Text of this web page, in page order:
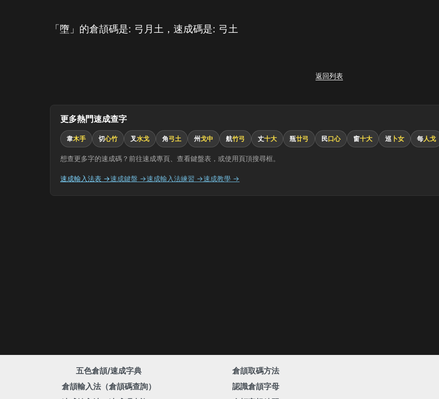
「墮」的倉頡碼是: 弓月土，速成碼是: 弓土
返回列表
更多熱門速成查字
韋木手 切心竹 叉水戈 角弓土 州戈中 航竹弓 丈十大 瓶廿弓 民口心 窗十大 巡 卜女 每人戈
想查更多字的速成碼？前往速成專頁、查看鍵盤表，或使用頁頂搜尋框。
速成輸入法表 →速成鍵盤 →速成輸入法練習 →速成教學 →
五色倉頡/速成字典
倉頡輸入法（倉頡碼查詢）
倉頡取碼方法
認識倉頡字母